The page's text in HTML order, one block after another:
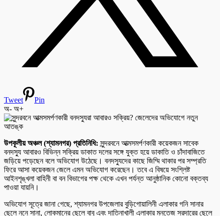
Tweet
Pin
অ- অ+
উপকূলীয় অঞ্চল (শ্যামনগর) প্রতিনিধি: সুন্দরবনে আত্মসমর্পণকারী কয়েকজন সাবেক
বনদস্যু আবারও বিভিন্ন সক্রিয় ডাকাত দলের সঙ্গে যুক্ত হয়ে ডাকাতি ও চাঁদাবাজিতে
জড়িয়ে পড়েছেন বলে অভিযোগ উঠেছে। বনদস্যুদের কাছে জিম্মি থাকার পর সম্প্রতি
ফিরে আসা কয়েকজন জেলে এমন অভিযোগ করেছেন। তবে এ বিষয়ে সংশ্লিষ্ট
আইনশৃঙ্খলা বাহিনী বা বন বিভাগের পক্ষ থেকে এখন পর্যন্ত আনুষ্ঠানিক কোনো বক্তব্য
পাওয়া যায়নি।
অভিযোগ সূত্রে জানা গেছে, শ্যামনগর উপজেলার বুড়িগোয়ালিনী এলাকার গনি সানার
ছেলে ননে সানা, লোকমানের ছেলে বাবু এবং দাতিনাখালী এলাকার মনতেজ সরদারের ছেলে